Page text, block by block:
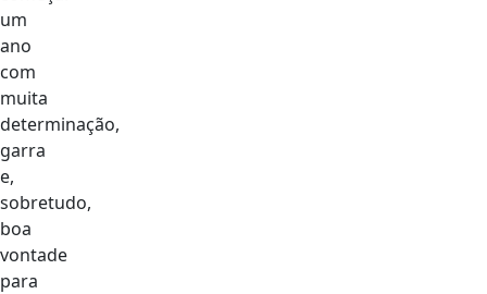
um
ano
com
muita
determinação,
garra
e,
sobretudo,
boa
vontade
para